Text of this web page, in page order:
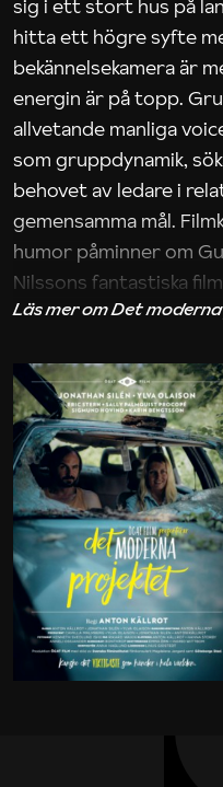
sig i ett stort hus på
hitta ett högre syfte
bekännelsekamera är
energin är på topp.
allvetande manliga
som gruppdynamik,
behovet av ledare i
gemensamma mål.
humor påminner om
Nilssons fantastiska
iakttagelser om hur
Maja Kekonius